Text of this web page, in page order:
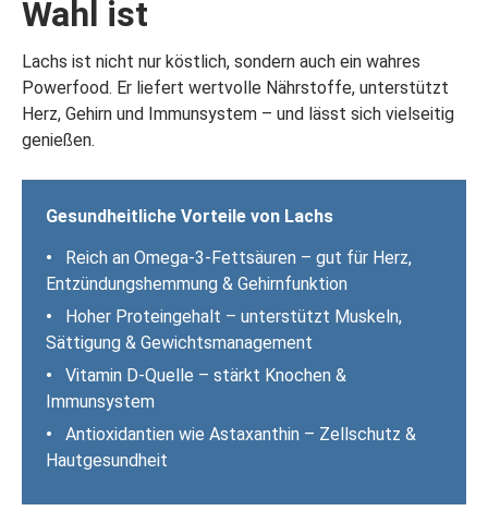
Wahl ist
Lachs ist nicht nur köstlich, sondern auch ein wahres
Powerfood. Er liefert wertvolle Nährstoffe, unterstützt
Herz, Gehirn und Immunsystem – und lässt sich vielseitig
genießen.
Gesundheitliche Vorteile von Lachs
•
Reich an Omega-3-Fettsäuren – gut für Herz,
Entzündungshemmung & Gehirnfunktion
•
Hoher Proteingehalt – unterstützt Muskeln,
Sättigung & Gewichtsmanagement
•
Vitamin D-Quelle – stärkt Knochen &
Immunsystem
•
Antioxidantien wie Astaxanthin – Zellschutz &
Hautgesundheit